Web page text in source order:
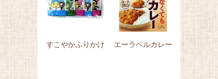
すこやかふりかけ エーラベルカレー